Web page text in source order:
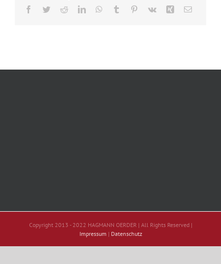
Facebook
TwitterRedditLinkedInWhatsApp
Tumblr Pinterest
Vk Xing E-
Copyright 2013 - 2022 HAGMANN OERDER | All Rights Reserved |
Impressum | Datenschutz